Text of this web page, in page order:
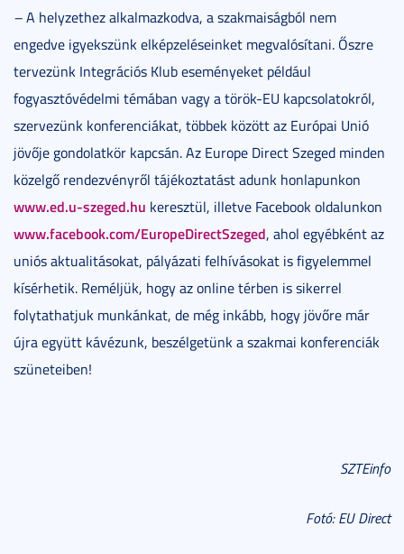
–A helyzethez alkalmazkodva, a szakmaiságból nem
engedve igyekszünk elképzeléseinket megvalósítani. Őszre
tervezünk Integrációs Klub eseményeket például
fogyasztóvédelmi témában vagy a török-EU kapcsolatokról,
szervezünk konferenciákat, többek között az Európai Unió
jövője gondolatkör kapcsán. Az Europe Direct Szeged minden
közelgő rendezvényről tájékoztatást adunk honlapunkon
www.ed.u-szeged.hu keresztül, illetve Facebook oldalunkon
www.facebook.com/EuropeDirectSzeged, ahol egyébként az
uniós aktualitásokat, pályázati felhívásokat is figyelemmel
kísérhetik. Reméljük, hogy az online térben is sikerrel
folytathatjuk munkánkat, de még inkább, hogy jövőre már
újra együtt kávézunk, beszélgetünk a szakmai konferenciák
szüneteiben!
SZTEinfo
Fotó: EU Direct